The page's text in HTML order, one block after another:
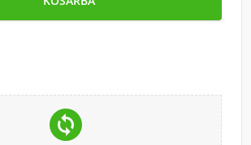
change_circle